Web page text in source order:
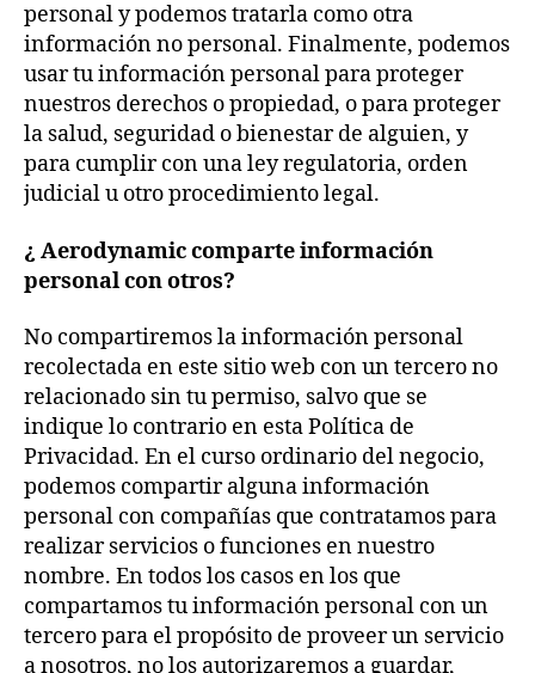
personal y podemos tratarla como otra
información no personal. Finalmente, podemos
usar tu información personal para proteger
nuestros derechos o propiedad, o para proteger
la salud, seguridad o bienestar de alguien, y
para cumplir con una ley regulatoria, orden
judicial u otro procedimiento legal.
¿ Aerodynamic comparte información
personal con otros?
No compartiremos la información personal
recolectada en este sitio web con un tercero no
relacionado sin tu permiso, salvo que se
indique lo contrario en esta Política de
Privacidad. En el curso ordinario del negocio,
podemos compartir alguna información
personal con compañías que contratamos para
realizar servicios o funciones en nuestro
nombre. En todos los casos en los que
compartamos tu información personal con un
tercero para el propósito de proveer un servicio
a nosotros, no los autorizaremos a guardar,